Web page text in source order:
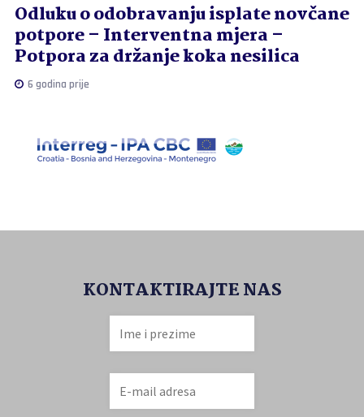
Odluku o odobravanju isplate novčane
potpore – Interventna mjera –
Potpora za držanje koka nesilica
6 godina prije
KONTAKTIRAJTE NAS